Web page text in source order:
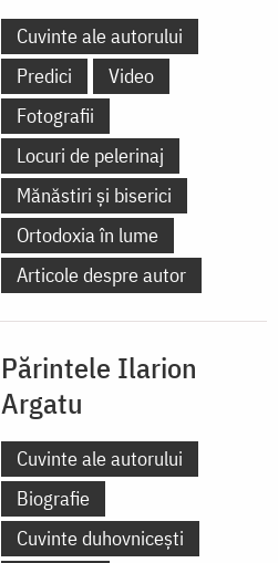
Cuvinte ale autorului
Predici
Video
Fotografii
Locuri de pelerinaj
Mănăstiri și biserici
Ortodoxia în lume
Articole despre autor
Părintele Ilarion
Argatu
Cuvinte ale autorului
Biografie
Cuvinte duhovnicești